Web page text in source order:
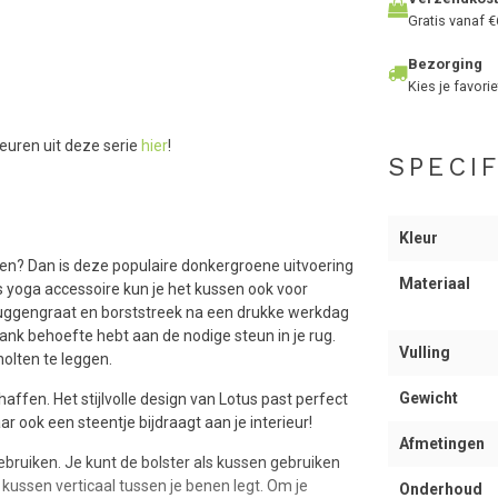
uit deze serie hier!
Dan is deze populaire donkergroene uitvoering
accessoire kun je het kussen ook voor
en borststreek na een drukke werkdag
behoefte hebt aan de nodige steun in je rug.
te leggen.
Het stijlvolle design van Lotus past perfect
ook een steentje bijdraagt aan je interieur!
Je kunt de bolster als kussen gebruiken
verticaal tussen je benen legt. Om je
Gratis vanaf
Bezorging
Kies je
Kleur
Materiaal
Vulling
Gewicht
Afmetingen
Onderhoud